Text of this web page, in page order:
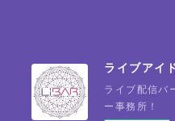
ライブアイ
ライブ配信バ
ー事務所！